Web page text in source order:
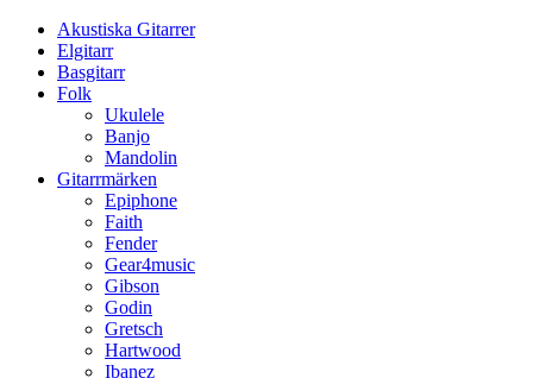
Akustiska Gitarrer
Elgitarr
Basgitarr
Folk
Ukulele
Banjo
Mandolin
Gitarrmärken
Epiphone
Faith
Fender
Gear4music
Gibson
Godin
Gretsch
Hartwood
Ibanez